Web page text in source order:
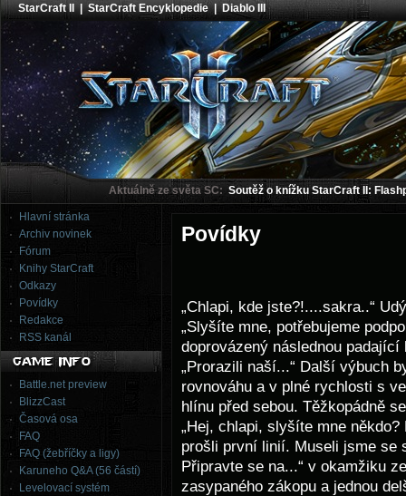
StarCraft II |StarCraft Encyklopedie|Diablo III
Aktuálně ze světa SC: Soutěž o knížku StarCraft II:
Hlavní stránka
Archiv novinek
Fórum
Knihy StarCraft
Odkazy
Povídky
Redakce
RSS kanál
Battle.net preview
BlizzCast
Časová osa
FAQ
FAQ (žebříčky a ligy)
Karuneho Q&A (56 částí)
Levelovací systém
Povídky
„Chlapi, kde jste?!....sakra..“
„Slyšíte mne, potřebujeme
doprovázený následnou
„Prorazili naší...“ Další výbuch
rovnováhu a v plné rychlosti s
hlínu před sebou. Těžkopádně
„Hej, chlapi, slyšíte mne
prošli první linií. Museli jsme se
Připravte se na...“ v okamžiku
zasypaného zákopu a jednou